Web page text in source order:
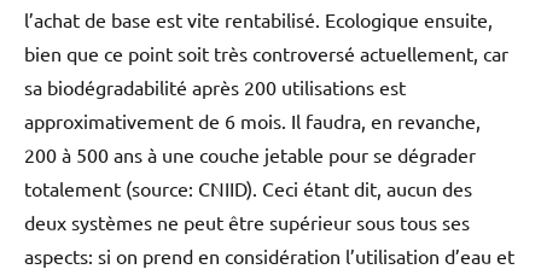
l’achat de base est vite rentabilisé. Ecologique ensuite,
bien que ce point soit très controversé actuellement, car
sa biodégradabilité après 200 utilisations est
approximativement de 6 mois. Il faudra, en revanche,
200 à 500 ans à une couche jetable pour se dégrader
totalement (source: CNIID). Ceci étant dit, aucun des
deux systèmes ne peut être supérieur sous tous ses
aspects: si on prend en considération l’utilisation d’eau et